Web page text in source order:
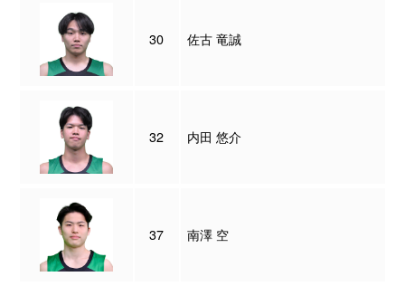
30 佐古 竜誠
32 内田 悠介
37 南澤 空